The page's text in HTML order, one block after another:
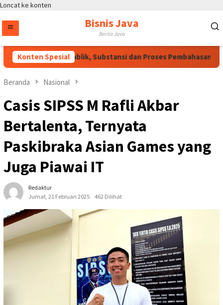
Loncat ke konten
Bisnis Java
Berita Java
Konten Spesial
Dukungan Publik, Substansi dan Proses Pembahasan Harus
Beranda Nasional
Casis SIPSS M Rafli Akbar
Bertalenta, Ternyata
Paskibraka Asian Games yang
Juga Piawai IT
Redaktur
Jumat, 21 Februari 2025
462 Dilihat